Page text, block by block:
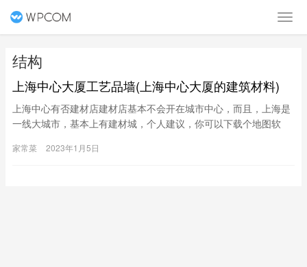
结构
上海中心大厦工艺品墙(上海中心大厦的建筑材料)
上海中心有否建材店建材店基本不会开在城市中心，而且，上海是
一线大城市，基本上有建材城，个人建议，你可以下载个地图软
造的智能地标建筑，有望成为同时获得美国leed金奖认证和中国三
家常菜 2023年1月5日